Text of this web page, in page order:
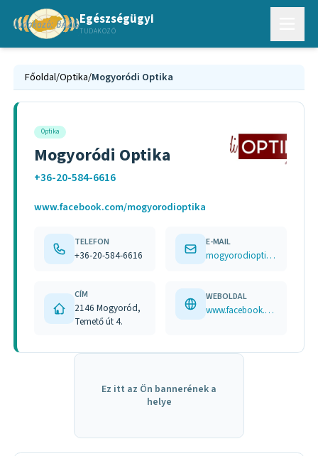
Egészségügyi
TUDAKOZÓ
Főoldal/Optika/Mogyoródi Optika
Optika
Mogyoródi Optika
+36-20-584-6616
www.facebook.com/mogyorodioptika
TELEFON
+36-20-584-6616
E-MAIL
mogyorodioptika@gmail.com
CÍM
2146 Mogyoród,
Temető út 4.
WEBOLDAL
www.facebook.com/mogyorodioptika
Ez itt az Ön bannerének a
helye